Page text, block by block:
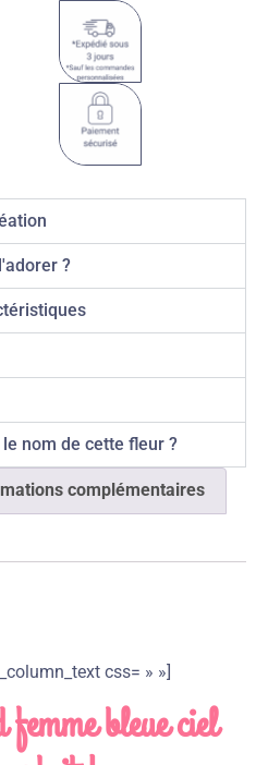
?
nom de cette fleur ?
complémentaires
css= » »]
bleue ciel